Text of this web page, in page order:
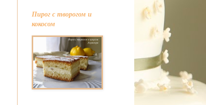
Пирог с творогом и
кокосом